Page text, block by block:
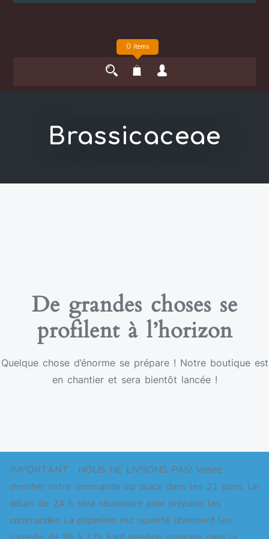
IMPORTANT : NOUS NE LIVRONS PAS! Venez
chercher votre commande sur place dans les 21 jours. Un
délais de 24 h sera nécessaire pour préparer les
commandes La pépinière est ouverte librement les
0 items
Brassicaceae
De grandes choses se
profilent à l’horizon
Quelque chose d’énorme se prépare ! Notre boutique est
en chantier et sera bientôt lancée !
Copyright © 2026 Pépinière pour jardins-forêts. All